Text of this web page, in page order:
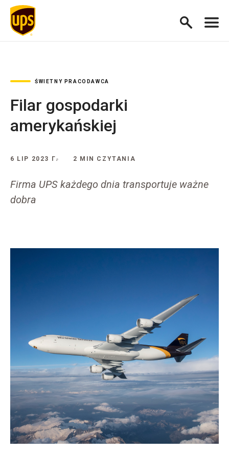
ŚWIETNY PRACODAWCA
Filar gospodarki
amerykańskiej
6 LIP 2023 Г. 2 MIN CZYTANIA
Firma UPS każdego dnia transportuje ważne
dobra